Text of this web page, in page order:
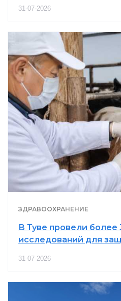
31-07-2026
ЗДРАВООХРАНЕНИЕ
В Туве провели более
исследований для
31-07-2026